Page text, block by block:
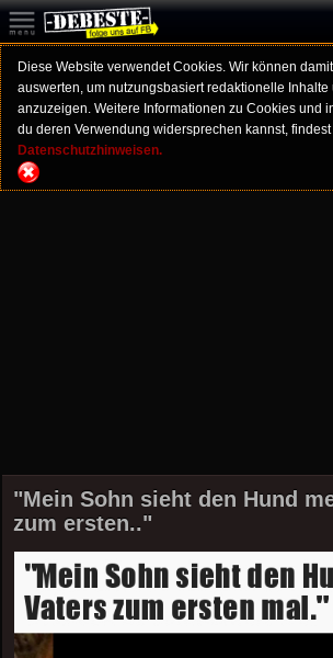
Diese Website verwendet Cookies. Wir können
auswerten, um nutzungsbasiert redaktionelle Inhalte
anzuzeigen. Weitere Informationen zu Cookies und
du deren Verwendung widersprechen kannst,
Datenschutzhinweisen.
"Mein Sohn sieht den Hund
zum ersten.."